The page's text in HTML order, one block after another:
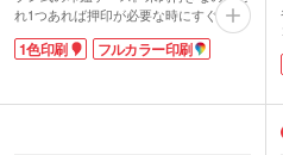
れ1つあれば押印が必要な時にすぐ使え
ます。コンパクトサイズで携帯性もバッ
チリ。ハンコは直径約12mmまでの大き
を帯びたフォルムの印鑑ケースが優しい
1色印刷 フルカラー印刷